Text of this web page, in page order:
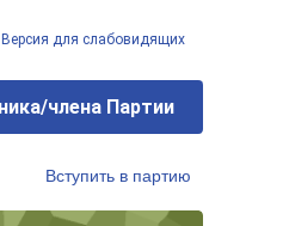
Версия для слабовидящих
члена Партии
Вступить в партию